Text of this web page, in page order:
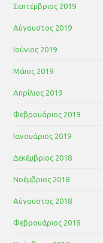
Σεπτέμβριος 2019
Αύγουστος 2019
Ιούνιος 2019
Μάιος 2019
Απρίλιος 2019
Φεβρουάριος 2019
Ιανουάριος 2019
Δεκέμβριος 2018
Νοέμβριος 2018
Αύγουστος 2018
Φεβρουάριος 2018